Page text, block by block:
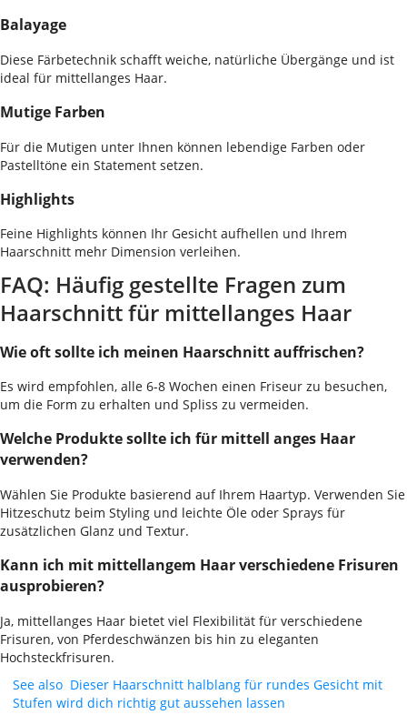
Balayage
Diese Färbetechnik schafft weiche, natürliche Übergänge und ist
ideal für mittellanges Haar.
Mutige Farben
Für die Mutigen unter Ihnen können lebendige Farben oder
Pastelltöne ein Statement setzen.
Highlights
Feine Highlights können Ihr Gesicht aufhellen und Ihrem
Haarschnitt mehr Dimension verleihen.
FAQ: Häufig gestellte Fragen zum
Haarschnitt für mittellanges Haar
Wie oft sollte ich meinen Haarschnitt auffrischen?
Es wird empfohlen, alle 6-8 Wochen einen Friseur zu besuchen,
um die Form zu erhalten und Spliss zu vermeiden.
Welche Produkte sollte ich für mittell anges Haar
verwenden?
Wählen Sie Produkte basierend auf Ihrem Haartyp. Verwenden Sie
Hitzeschutz beim Styling und leichte Öle oder Sprays für
zusätzlichen Glanz und Textur.
Kann ich mit mittellangem Haar verschiedene Frisuren
ausprobieren?
Ja, mittellanges Haar bietet viel Flexibilität für verschiedene
Frisuren, von Pferdeschwänzen bis hin zu eleganten
Hochsteckfrisuren.
See also Dieser Haarschnitt halblang für rundes Gesicht mit
Stufen wird dich richtig gut aussehen lassen